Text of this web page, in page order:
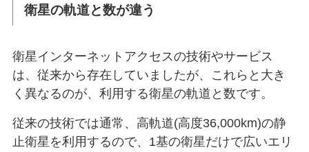
衛星の軌道と数が違う
衛星インターネットアクセスの技術やサービス
は、従来から存在していましたが、これらと大き
く異なるのが、利用する衛星の軌道と数です。
従来の技術では通常、高軌道(高度36,000km)の静
止衛星を利用するので、1基の衛星だけで広いエリ